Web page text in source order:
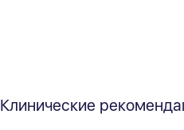
Клинические